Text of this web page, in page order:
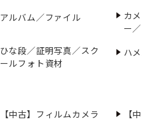
アルバム／ファイル
カ
ー
ひな段／証明写真／スク
ールフォト資材
ハ
【中古】フィルムカメラ 【